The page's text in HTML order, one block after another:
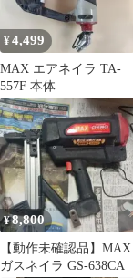
¥4,499
MAX エアネイラ TA-
557F 本体
¥8,800
【動作未確認品】MAX
ガスネイラ GS-638CA